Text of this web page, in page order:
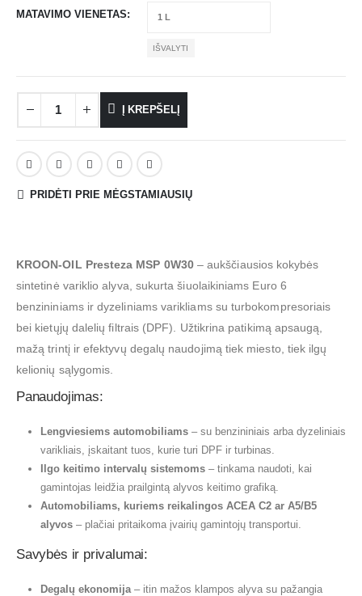
MATAVIMO VIENETAS
IŠVALYTI
Į KREPŠELĮ
PRIDĖTI PRIE MĖGSTAMIAUSIŲ
KROON-OIL Presteza MSP 0W30– aukščiausios kokybės
sintetinė variklio alyva, sukurta šiuolaikiniams Euro 6
benzininiams ir dyzeliniams varikliams su turbokompresoriais
bei kietųjų dalelių filtrais (DPF). Užtikrina patikimą apsaugą,
mažą trintį ir efektyvų degalų naudojimą tiek miesto, tiek ilgų
kelionių sąlygomis.
Panaudojimas:
Lengviesiems automobiliams– su benzininiais arba dyzeliniais
varikliais, įskaitant tuos, kurie turi DPF ir turbinas.
Ilgo keitimo intervalų sistemoms– tinkama naudoti, kai
gamintojas leidžia prailgintą alyvos keitimo grafiką.
Automobiliams, kuriems reikalingos ACEA C2 ar A5/B5
alyvos– plačiai pritaikoma įvairių gamintojų transportui.
Savybės ir privalumai:
Degalų ekonomija– itin mažos klampos alyva su pažangia